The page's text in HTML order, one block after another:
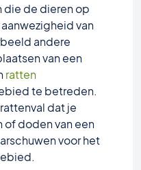
de dieren op
van
andere
van een
ratten
te betreden.
dat je
of doden van een
voor het